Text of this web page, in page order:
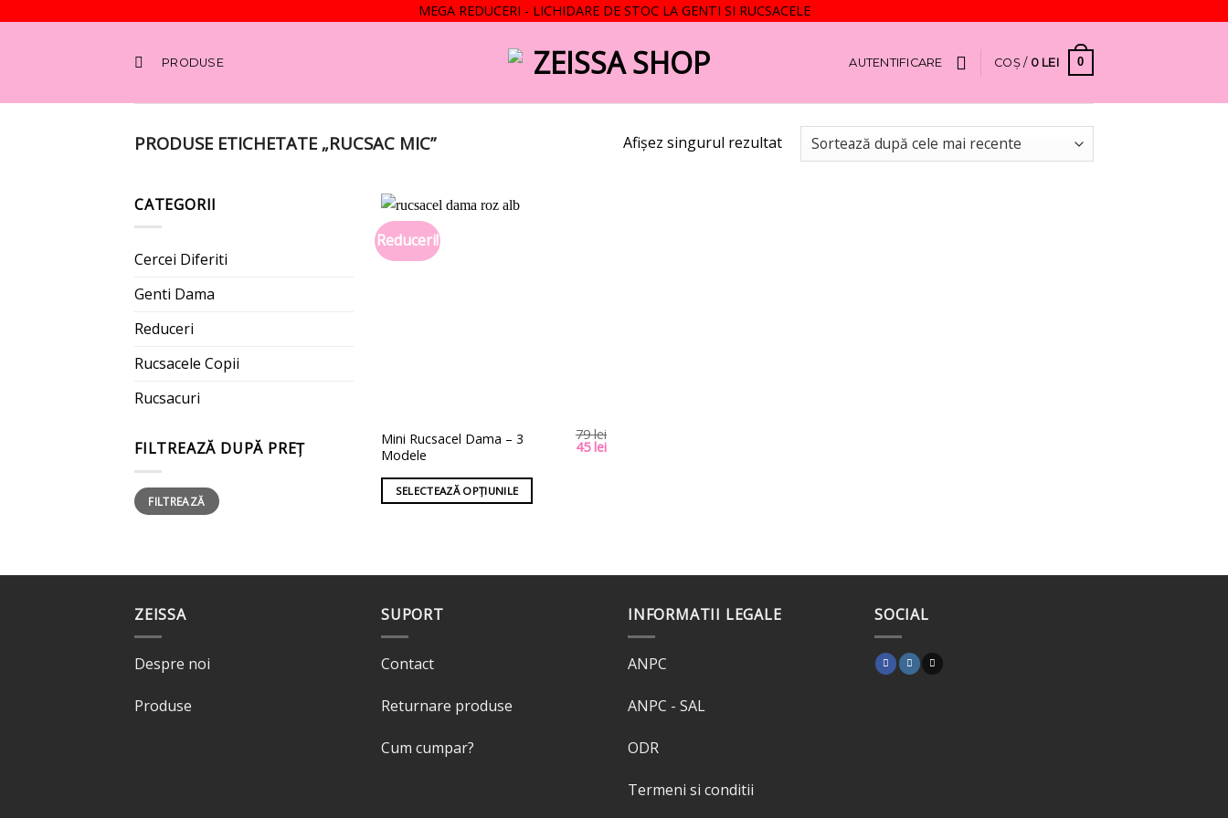
MEGA REDUCERI - LICHIDARE DE STOC LA GENTI SI RUCSACELE
PRODUSE AUTENTIFICARE COȘ / 0 LEI 0
PRODUSE ETICHETATE „RUCSAC MIC” Afișez singurul rezultat
CATEGORII
Cercei Diferiti
Genti Dama
Reduceri
Rucsacele Copii
Rucsacuri
FILTREAZĂ DUPĂ PREȚ
Preț
minim
Preț
maxim
FILTREAZĂ
Reduceri!
Mini Rucsacel Dama – 3
Modele
79lei
Prețul
45leiPrețul
SELECTEAZĂ OPȚIUNILE
Acest
produs
are
mai
fi
pagina
ZEISSA
Despre noi
Produse
SUPORT
Contact
Returnare produse
Cum cumpar?
INFORMATII LEGALE
ANPC
ANPC - SAL
ODR
Termeni si conditii
SOCIAL